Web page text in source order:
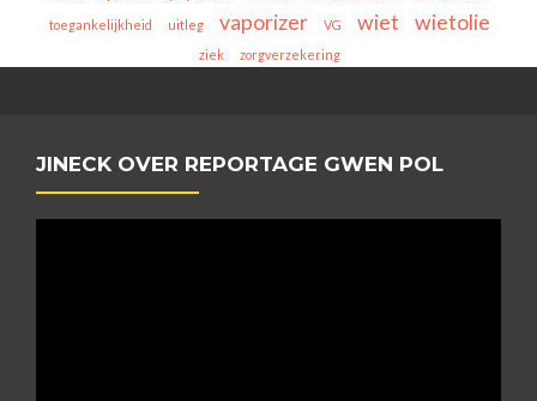
toegankelijkheid
uitleg vaporizer VG wiet wietolie
ziek zorgverzekering
JINECK OVER REPORTAGE GWEN POL